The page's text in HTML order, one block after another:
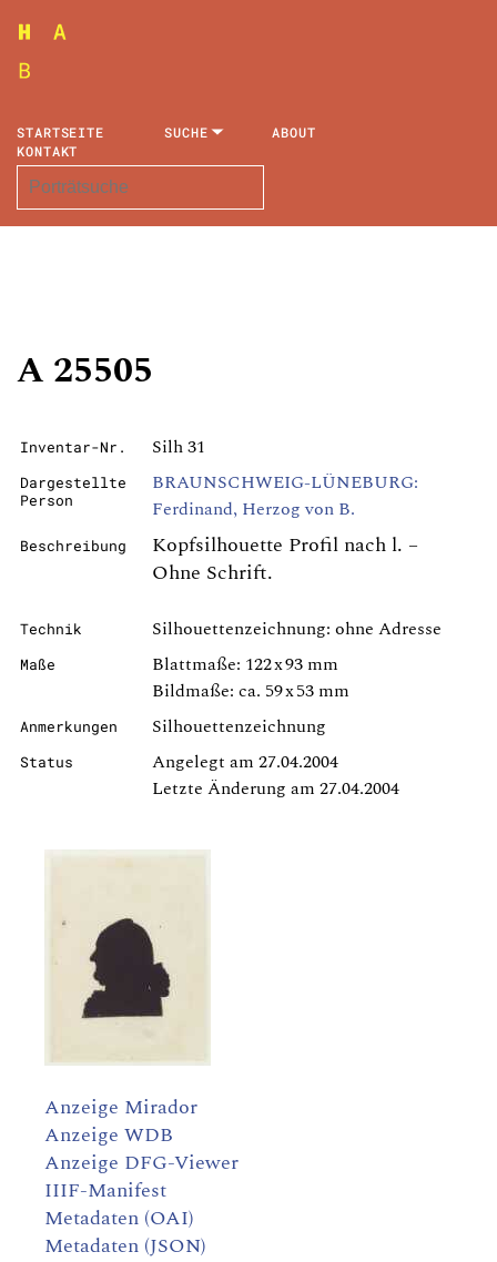
STARTSEITE SUCHE
ABOUT
KONTAKT
A 25505
Inventar-Nr. Silh 31
Dargestellte
Person
BRAUNSCHWEIG-LÜNEBURG:
Ferdinand, Herzog von B.
Beschreibung
Kopfsilhouette Profil nach l. –
Ohne Schrift.
Technik Silhouettenzeichnung: ohne Adresse
Maße
Blattmaße: 122 x 93 mm
Bildmaße: ca. 59 x 53 mm
Anmerkungen Silhouettenzeichnung
Status
Angelegt am 27.04.2004
Letzte Änderung am 27.04.2004
Anzeige Mirador
Anzeige WDB
Anzeige DFG-Viewer
IIIF-Manifest
Metadaten (OAI)
Metadaten (JSON)